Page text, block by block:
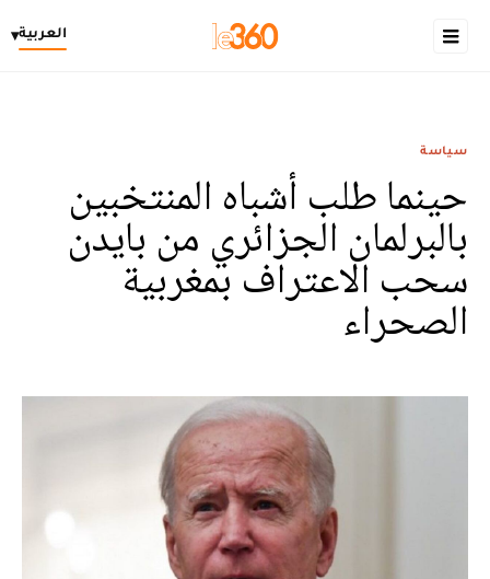
العربية▾
سياسة
حينما طلب أشباه المنتخبين
بالبرلمان الجزائري من بايدن
سحب الاعتراف بمغربية
الصحراء